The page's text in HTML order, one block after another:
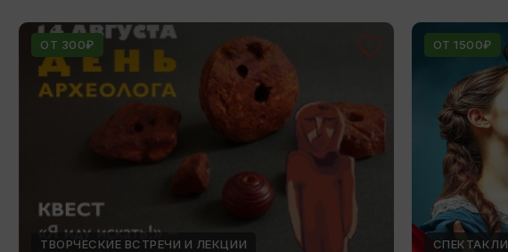
ОТ 300₽
ТВОРЧЕСКИЕ ВСТРЕЧИ И ЛЕКЦИИ
ОТ 1500₽
СПЕКТАКЛИ